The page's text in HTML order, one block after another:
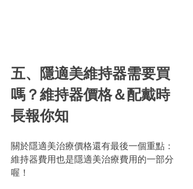
五、隱適美維持器需要買
嗎？維持器價格＆配戴時
長報你知
關於隱適美治療價格還有最後一個重點：
維持器費用也是隱適美治療費用的一部分
喔！